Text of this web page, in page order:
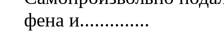
фена и..............